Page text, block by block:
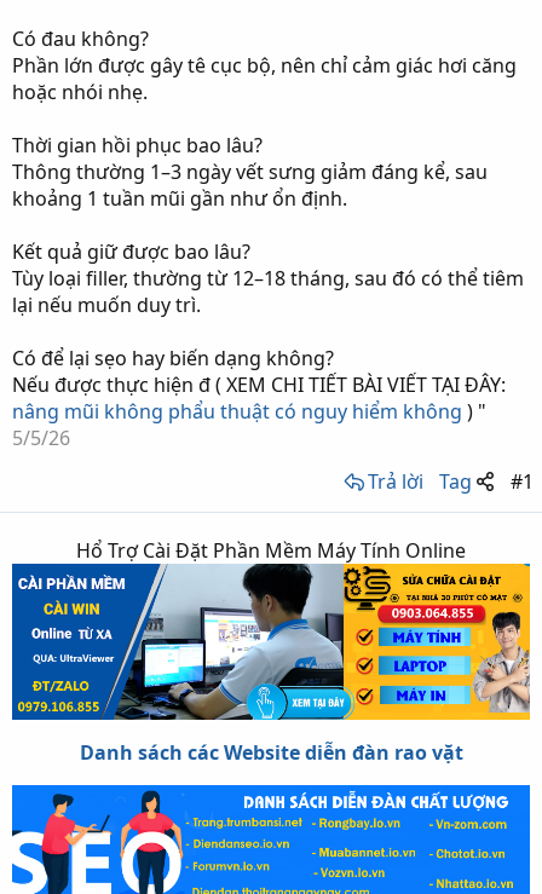
Có đau không?
Phần lớn được gây tê cục bộ, nên chỉ cảm giác hơi căng
hoặc nhói nhẹ.
Thời gian hồi phục bao lâu?
Thông thường 1–3 ngày vết sưng giảm đáng kể, sau
khoảng 1 tuần mũi gần như ổn định.
Kết quả giữ được bao lâu?
Tùy loại filler, thường từ 12–18 tháng, sau đó có thể tiêm
lại nếu muốn duy trì.
Có để lại sẹo hay biến dạng không?
Nếu được thực hiện đ ( XEM CHI TIẾT BÀI VIẾT TẠI ĐÂY:
nâng mũi không phẩu thuật có nguy hiểm không ) "
5/5/26
Trả lời
Tag #1
Hổ Trợ Cài Đặt Phần Mềm Máy Tính Online
Danh sách các Website diễn đàn rao vặt